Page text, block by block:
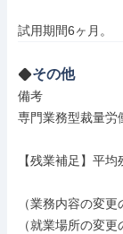
試用期間6ヶ月。
その他
備考
専門業務型裁量労
【残業補足】平
（業務内容の変
（就業場所の変